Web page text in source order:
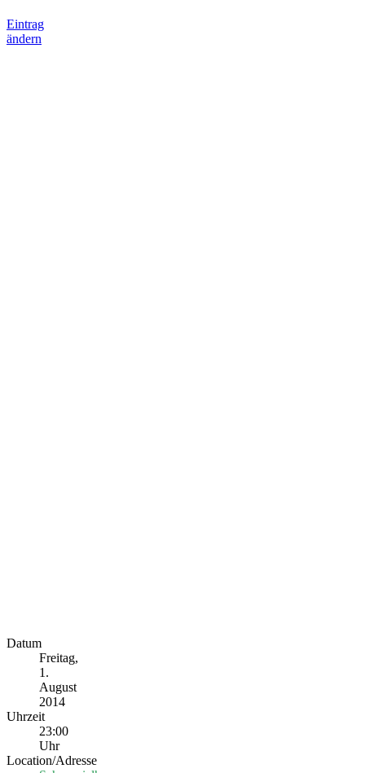
Eintrag
ändern
Datum
Freitag,
1.
August
2014
Uhrzeit
23:00
Uhr
Location/Adresse